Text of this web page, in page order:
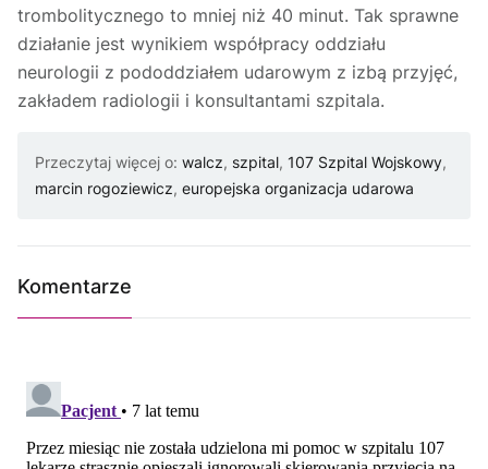
trombolitycznego to mniej niż 40 minut. Tak sprawne
działanie jest wynikiem współpracy oddziału
neurologii z pododdziałem udarowym z izbą przyjęć,
zakładem radiologii i konsultantami szpitala.
Przeczytaj więcej o: walcz, szpital, 107 Szpital Wojskowy,
marcin rogoziewicz, europejska organizacja udarowa
Komentarze